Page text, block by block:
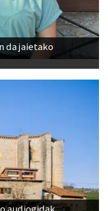
da jaietako